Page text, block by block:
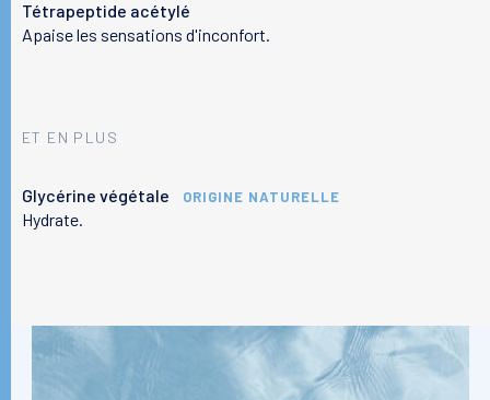
Le magazine
Tétrapeptide acétylé
Apaise les sensations d'inconfort.
ET EN PLUS
Glycérine végétale ORIGINE NATURELLE
Hydrate.